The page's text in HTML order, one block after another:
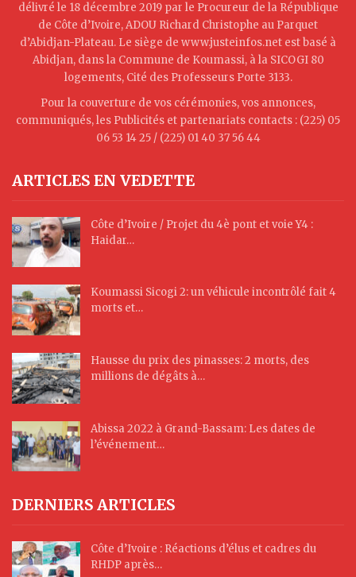
délivré le 18 décembre 2019 par le Procureur de la République
de Côte d’Ivoire, ADOU Richard Christophe au Parquet
d’Abidjan-Plateau. Le siège de www.justeinfos.net est basé à
Abidjan, dans la Commune de Koumassi, à la SICOGI 80
logements, Cité des Professeurs Porte 3133.
Pour la couverture de vos cérémonies, vos annonces,
communiqués, les Publicités et partenariats contacts : (225) 05
06 53 14 25 / (225) 01 40 37 56 44
ARTICLES EN VEDETTE
Côte d’Ivoire / Projet du 4è pont et voie Y4 :
Haidar…
Koumassi Sicogi 2: un véhicule incontrôlé fait 4
morts et…
Hausse du prix des pinasses: 2 morts, des
millions de dégâts à…
Abissa 2022 à Grand-Bassam: Les dates de
l’événement…
DERNIERS ARTICLES
Côte d’Ivoire : Réactions d’élus et cadres du
RHDP après…